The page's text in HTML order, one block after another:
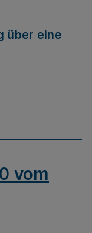
über eine
vom